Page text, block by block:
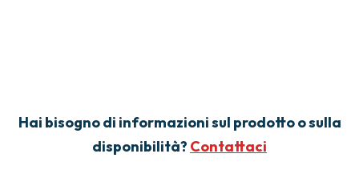
Hai bisogno di informazioni sul prodotto o sulla
disponibilità? Contattaci